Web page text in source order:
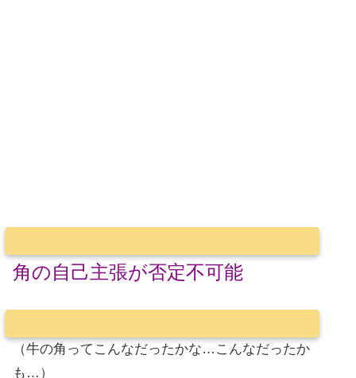
角の自己主張が否定不可能
（牛の角ってこんなだったかな…こんなだったか
も…）